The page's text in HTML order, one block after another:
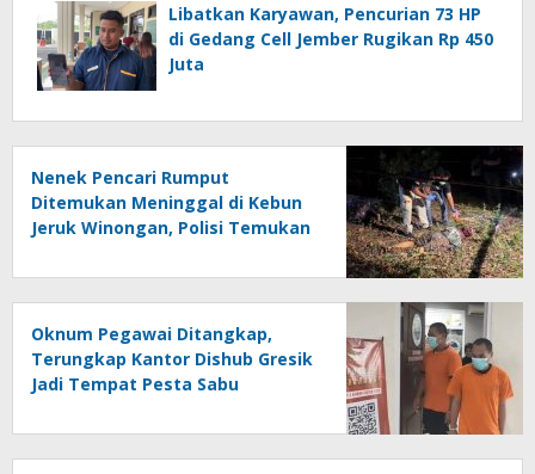
Libatkan Karyawan, Pencurian 73 HP
di Gedang Cell Jember Rugikan Rp 450
Juta
Nenek Pencari Rumput
Ditemukan Meninggal di Kebun
Jeruk Winongan, Polisi Temukan
Oknum Pegawai Ditangkap,
Terungkap Kantor Dishub Gresik
Jadi Tempat Pesta Sabu